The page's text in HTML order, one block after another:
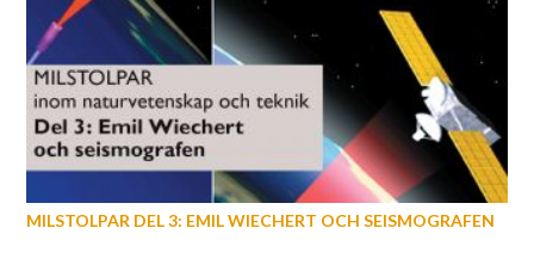
MILSTOLPAR DEL 3: EMIL WIECHERT OCH SEISMOGRAFEN